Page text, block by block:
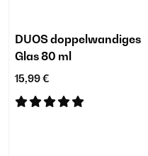
DUOS doppelwandiges
Glas 80 ml
15,99 €